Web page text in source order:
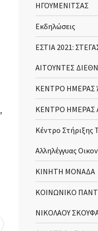
ΗΓΟΥΜΕΝΙΤΣΑΣ
Εκδηλώσεις
ΕΣΤΙΑ 2021:
ΑΙΤΟΥΝΤΕΣ
ΚΕΝΤΡΟ ΗΜΕΡΑΣ
ΚΕΝΤΡΟ ΗΜΕΡΑΣ
Κέντρο Στήριξης
Αλληλέγγυας
ΚΙΝΗΤΗ ΜΟΝΑΔΑ
ΚΟΙΝΩΝΙΚΟ
ΝΙΚΟΛΑΟΥ